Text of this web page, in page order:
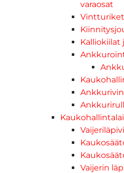
varaosat
Kalliokiilat
Vaijerin